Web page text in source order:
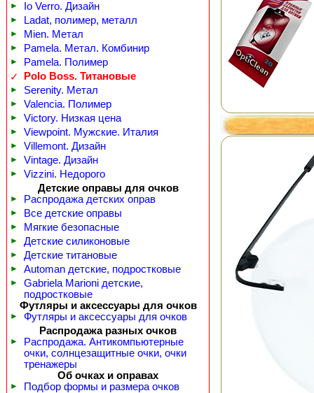
► Io Verro. Дизайн
► Ladat, полимер, металл
► Mien. Метал
► Pamela. Метал. Комбинир
►
Pamela. Полимер
✓
Polo Boss. Титановые
► Serenity. Метал
► Valencia. Полимер
► Victory. Низкая цена
► Viewpoint. Мужские. Италия
► Villemont. Дизайн
► Vintage. Дизайн
►
Vizzini. Недорого
Детские оправы для очков
► Распродажа детских оправ
► Все детские оправы
► Мягкие безопасные
► Детские силиконовые
► Детские титановые
► Automan детские, подростковые
►
Gabriela Marioni детские,
подростковые
Футляры и аксессуары для очков
►
Футляры и аксессуары для очков
Распродажа разных очков
►
Распродажа. Антикомпьютерные
очки, солнцезащитные очки, очки
тренажеры
Об очках и оправах
► Подбор формы и размера очков